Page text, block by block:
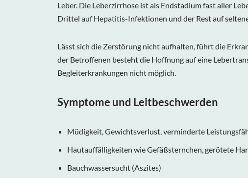
Leber. Die Leberzirrhose ist als Endstadium fast aller
Drittel auf Hepatitis-Infektionen und der Rest auf
Lässt sich die Zerstörung nicht aufhalten, führt die
der Betroffenen besteht die Hoffnung auf eine
Begleiterkrankungen nicht möglich.
Symptome und Leitbeschwerden
Müdigkeit, Gewichtsverlust, verminderte
Hautauffälligkeiten wie Gefäßsternchen, gerötete
Bauchwassersucht (Aszites)